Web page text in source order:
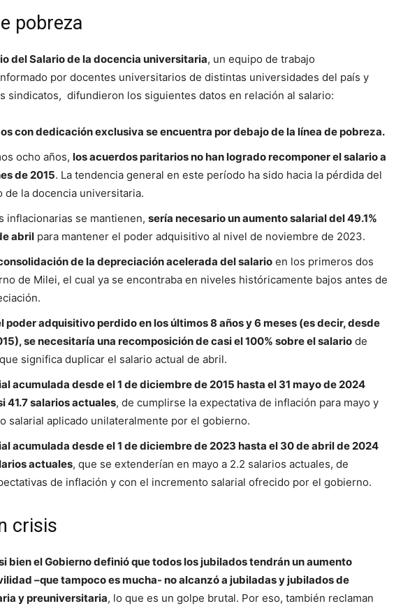
pobreza
del Salario de la docencia universitaria, un equipo de trabajo
por docentes universitarios de distintas universidades del país y
sindicatos, difundieron los siguientes datos en relación al salario:
con dedicación exclusiva se encuentra por debajo de la línea de pobreza.
ocho años, los acuerdos paritarios no han logrado recomponer el salario a
de 2015. La tendencia general en este período ha sido hacia la pérdida del
de la docencia universitaria.
inflacionarias se mantienen, sería necesario un aumento salarial del 49.1%
abril para mantener el poder adquisitivo al nivel de noviembre de 2023.
de la depreciación acelerada del salario en los primeros dos
de Milei, el cual ya se encontraba en niveles históricamente bajos antes de
poder adquisitivo perdido en los últimos 8 años y 6 meses (es decir, desde
se necesitaría una recomposición de casi el 100% sobre el salario de
significa duplicar el salario actual de abril.
acumulada desde el 1 de diciembre de 2015 hasta el 31 mayo de 2024
41.7 salarios actuales, de cumplirse la expectativa de inflación para mayo y
salarial aplicado unilateralmente por el gobierno.
acumulada desde el 1 de diciembre de 2023 hasta el 30 de abril de 2024
actuales, que se extenderían en mayo a 2.2 salarios actuales, de
de inflación y con el incremento salarial ofrecido por el gobierno.
crisis
bien el Gobierno definió que todos los jubilados tendrán un aumento
–que tampoco es mucha- no alcanzó a jubiladas y jubilados de
y preuniversitaria, lo que es un golpe brutal. Por eso, también reclaman